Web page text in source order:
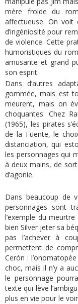
mère froide du
affectueuse. On
d’ingéniosité pour
de violence. Cette
humoristiques du
amusante et grand
son esprit.
Dans d’autres
gommée, mais est
meurent, mais on
choquantes. Chez
(1965), les pirates
de la Fuente, le
distanciation, qui
les personnages qui
à deux mains, de
d’agonie.
Dans beaucoup de
personnages sont
l’exemple du
bien Silver jeter sa
pas l’achever à
permettent de
Cerón :
choc, mais il n’y a
le personnage
texte qui lève
plus en vie pour le